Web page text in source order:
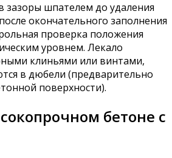
зазоры шпателем до удаления
окончательного заполнения
проверка положения
уровнем. Лекало
клиньями или винтами,
в дюбели (предварительно
поверхности).
бетоне с